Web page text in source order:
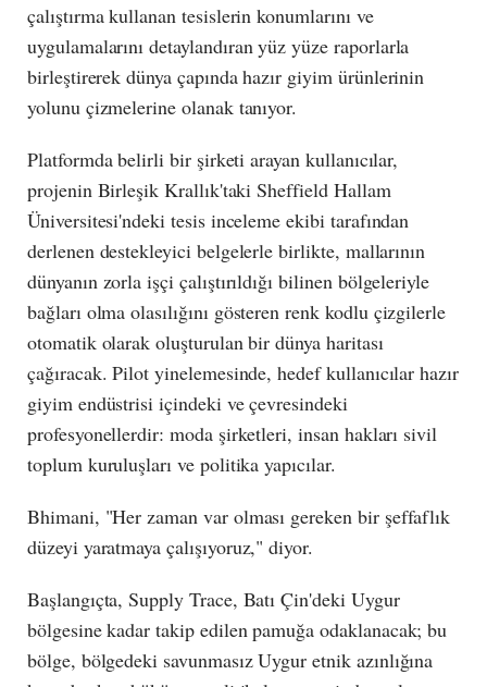
çalıştırma kullanan tesislerin konumlarını ve
uygulamalarını detaylandıran yüz yüze raporlarla
birleştirerek dünya çapında hazır giyim ürünlerinin
yolunu çizmelerine olanak tanıyor.
Platformda belirli bir şirketi arayan kullanıcılar,
projenin Birleşik Krallık'taki Sheffield Hallam
Üniversitesi'ndeki tesis inceleme ekibi tarafından
derlenen destekleyici belgelerle birlikte, mallarının
dünyanın zorla işçi çalıştırıldığı bilinen bölgeleriyle
bağları olma olasılığını gösteren renk kodlu çizgilerle
otomatik olarak oluşturulan bir dünya haritası
çağıracak. Pilot yinelemesinde, hedef kullanıcılar hazır
giyim endüstrisi içindeki ve çevresindeki
profesyonellerdir: moda şirketleri, insan hakları sivil
toplum kuruluşları ve politika yapıcılar.
Bhimani, "Her zaman var olması gereken bir şeffaflık
düzeyi yaratmaya çalışıyoruz," diyor.
Başlangıçta, Supply Trace, Batı Çin'deki Uygur
bölgesine kadar takip edilen pamuğa odaklanacak; bu
bölge, bölgedeki savunmasız Uygur etnik azınlığına